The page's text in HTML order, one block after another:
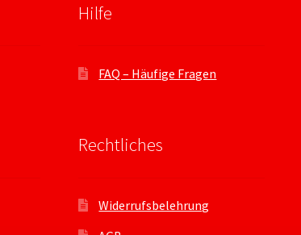
Hilfe
FAQ – Häufige Fragen
Rechtliches
Widerrufsbelehrung